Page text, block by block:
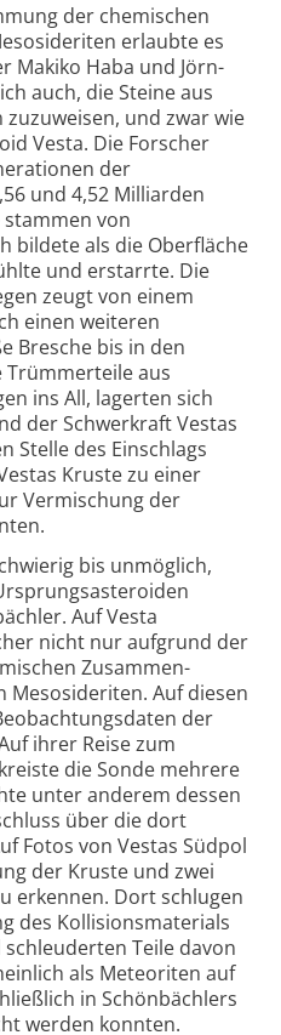
der chemischen
erlaubte es
Makiko Haba und Jörn-
auch, die Steine aus
und zwar wie
Vesta. Die Forscher
der
und 4,52 Milliarden
stammen von
bildete als die Oberfläche
und erstarrte. Die
zeugt von einem
einen weiteren
Bresche bis in den
Trümmerteile aus
ins All, lagerten sich
der Schwerkraft Vestas
Stelle des Einschlags
Kruste zu einer
Vermischung der
bis unmöglich,
Auf Vesta
nicht nur aufgrund der
Zusammen­
Auf diesen
der
ihrer Reise zum
die Sonde mehrere
unter anderem dessen
über die dort
Fotos von Vestas Südpol
der Kruste und zwei
erkennen. Dort schlugen
des Kollisions­materials
Teile davon
als Meteoriten auf
in Schön­bächlers
werden konnten.